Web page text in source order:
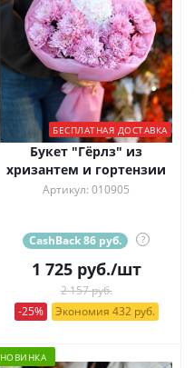
БЕСПЛАТНАЯ ДОСТАВКА
Букет "Гёрлз" из
хризантем и гортензии
Артикул: 010905
CashBack 86 руб. ?
1 725руб./шт
2 157 руб.
-25%
Экономия 432 руб.
НОВИНКА